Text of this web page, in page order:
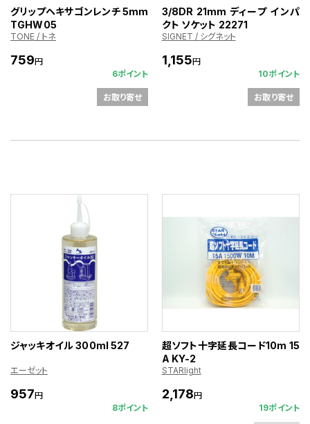
グリップヘキサゴンレンチ 5mm
TGHW05
TONE / トネ
759円
6ポイント
お取り寄せ
3/8DR 21mm ディープ インパ
クト ソケット 22271
SIGNET / シグネット
1,155円
10ポイント
お取り寄せ
ジャッキオイル 300ml 527
エーゼット
957円
8ポイント
超ソフト十字延長コード10m 15
A KY-2
STARlight
2,178円
19ポイント